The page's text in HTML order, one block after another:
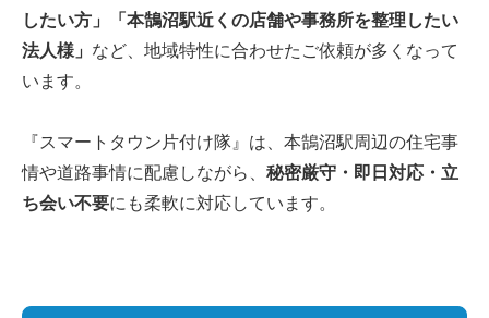
したい方」「本鵠沼駅近くの店舗や事務所を整理したい
法人様」 など、地域特性に合わせたご依頼が多くなって
います。
『スマートタウン片付け隊』は、本鵠沼駅周辺の住宅事
情や道路事情に配慮しながら、 秘密厳守・即日対応・立
ち会い不要にも柔軟に対応しています。